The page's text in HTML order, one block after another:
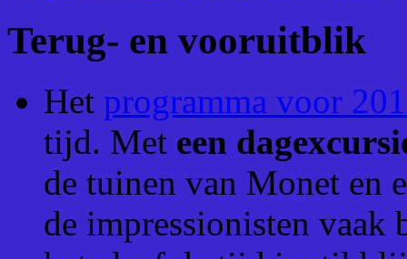
Terug- en vooruitblik
Het programma voor
tijd. Met een
de tuinen van Monet en
de impressionisten